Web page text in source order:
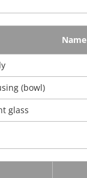
Name
(bowl)
glass